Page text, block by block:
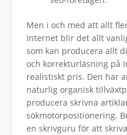
Men i och med att allt
Internet blir det allt
som kan producera allt
och korrekturläsning på
realistiskt pris. Den här
naturlig organisk
producera skrivna
sökmotorpositionering.
en skrivguru för att